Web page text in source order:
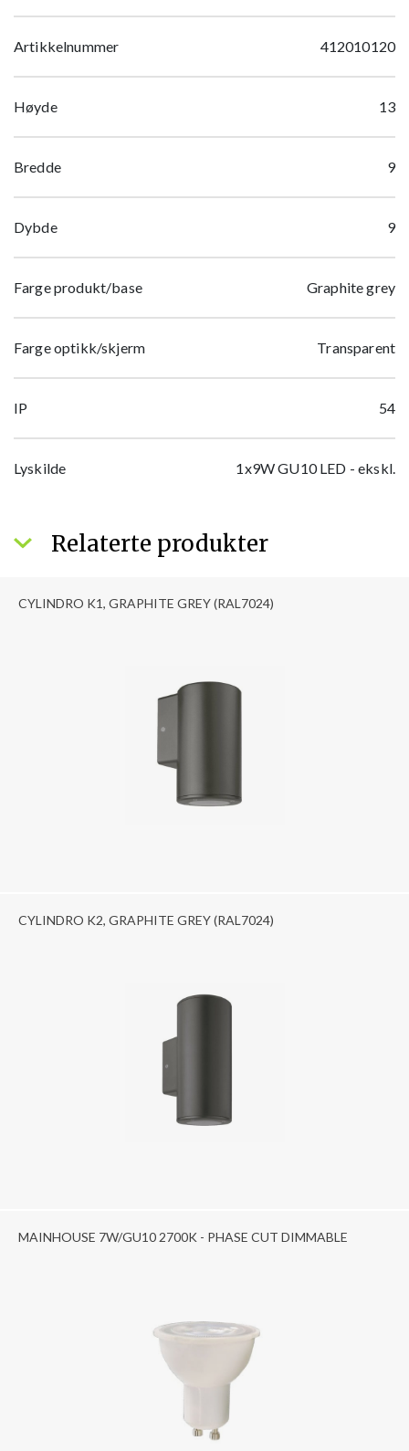
Artikkelnummer 412010120
Høyde 13
Bredde 9
Dybde 9
Farge produkt/base Graphite grey
Farge optikk/skjerm Transparent
IP 54
Lyskilde 1x9W GU10 LED - ekskl.
Relaterte produkter
CYLINDRO K1, GRAPHITE GREY (RAL7024)
CYLINDRO K2, GRAPHITE GREY (RAL7024)
MAINHOUSE 7W/GU10 2700K - PHASE CUT DIMMABLE